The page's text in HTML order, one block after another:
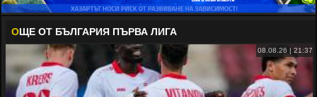
ОЩЕ ОТ БЪЛГАРИЯ ПЪРВА ЛИГА
08.08.26 | 21:37